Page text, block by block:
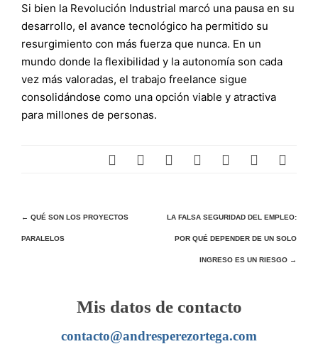
Si bien la Revolución Industrial marcó una pausa en su
desarrollo, el avance tecnológico ha permitido su
resurgimiento con más fuerza que nunca. En un
mundo donde la flexibilidad y la autonomía son cada
vez más valoradas, el trabajo freelance sigue
consolidándose como una opción viable y atractiva
para millones de personas.
Navegación
de
← QUÉ SON LOS PROYECTOS
PARALELOS
LA FALSA SEGURIDAD DEL EMPLEO:
POR QUÉ DEPENDER DE UN SOLO
INGRESO ES UN RIESGO →
Mis datos de contacto
contacto@andresperezortega.com